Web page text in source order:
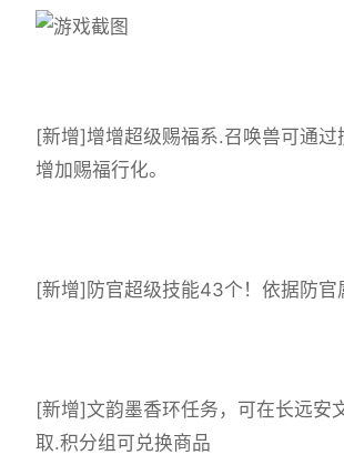
[新增]增增超级赐福系.召唤兽可通过
增加赐福行化。
[新增]防官超级技能43个！依据防官
[新增]文韵墨香环任务，可在长远安
取.积分组可兑换商品